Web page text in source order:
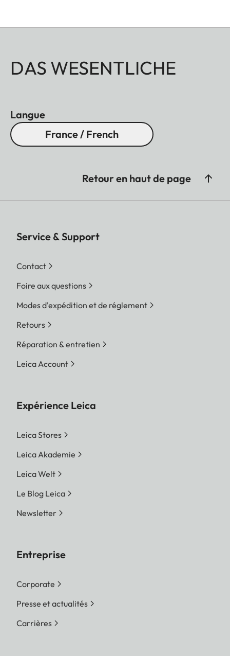
DAS WESENTLICHE
Langue
France / French
Retour en haut de page
Service & Support
Contact
Foire aux questions
Modes d'expédition et de réglement
Retours
Réparation & entretien
Leica Account
Expérience Leica
Leica Stores
Leica Akademie
Leica Welt
Le Blog Leica
Newsletter
Entreprise
Corporate
Presse et actualités
Carrières